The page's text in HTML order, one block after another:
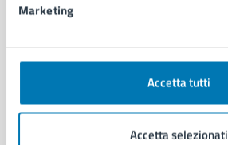
Marketing
Accetta tutti
Accetta selezionati
Ambiente
Cultura e tempo libero
Educazione e formazione
Giustizia e sicurezza pubblica